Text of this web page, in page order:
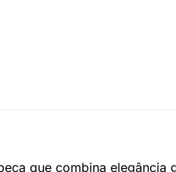
que combina elegância